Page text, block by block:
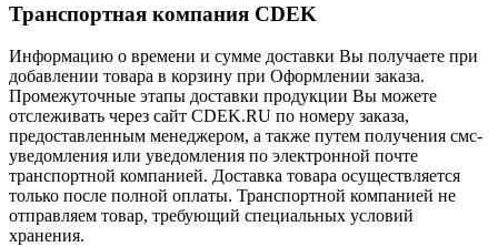
Транспортная компания CDEK
Информацию о времени и сумме доставки Вы получаете при
добавлении товара в корзину при Оформлении заказа.
Промежуточные этапы доставки продукции Вы можете
отслеживать через сайт CDEK.RU по номеру заказа,
предоставленным менеджером, а также путем получения смс-
уведомления или уведомления по электронной почте
транспортной компанией. Доставка товара осуществляется
только после полной оплаты. Транспортной компанией не
отправляем товар, требующий специальных условий
хранения.